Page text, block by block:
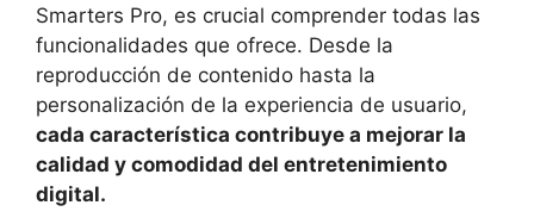
Smarters Pro, es crucial comprender todas las
funcionalidades que ofrece. Desde la
reproducción de contenido hasta la
personalización de la experiencia de usuario,
cada característica contribuye a mejorar la
calidad y comodidad del entretenimiento
digital.